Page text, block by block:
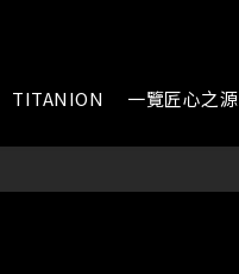
TITANION 一覽匠心之源